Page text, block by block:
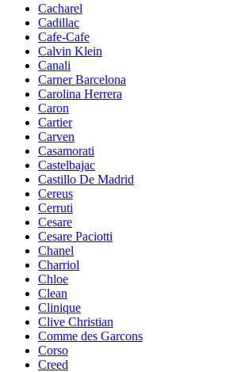
Cacharel
Cadillac
Cafe-Cafe
Calvin Klein
Canali
Carner Barcelona
Carolina Herrera
Caron
Cartier
Carven
Casamorati
Castelbajac
Castillo De Madrid
Cereus
Cerruti
Cesare
Cesare Paciotti
Chanel
Charriol
Chloe
Clean
Clinique
Clive Christian
Comme des Garcons
Corso
Creed